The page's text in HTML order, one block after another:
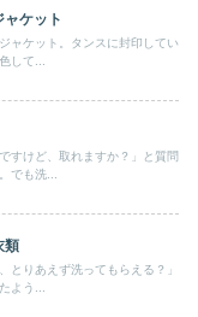
ケット
ャケット。タンスに封印してい
して...
すけど、取れますか？」と質問
でも洗...
類
とりあえず洗ってもらえる？」
よう...